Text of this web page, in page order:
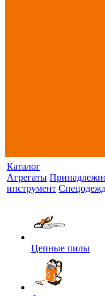
Каталог
Агрегаты
инструмент
Цепные пилы